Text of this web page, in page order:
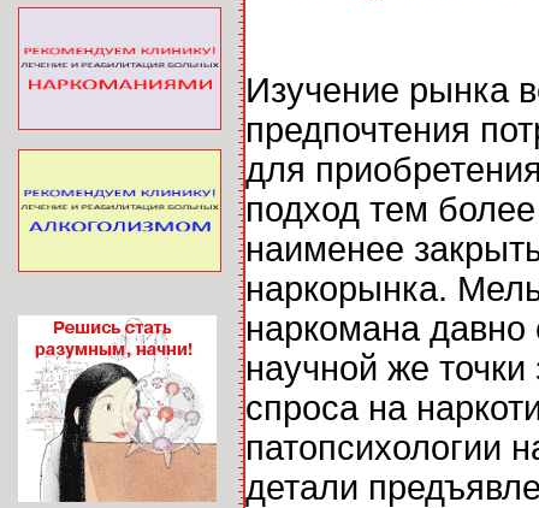
Изучение рынка
предпочтения
для
подход тем
наименее
наркорынка.
наркомана давно
научной же
спроса на
патопсихологии
детали